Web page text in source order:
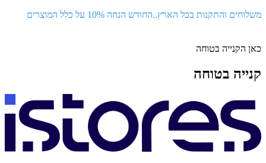
משלוחים והתקנות בכל הארץ..החודש הנחה 10% על כלל המוצרים
כאן הקנייה בטוחה
קנייה בטוחה